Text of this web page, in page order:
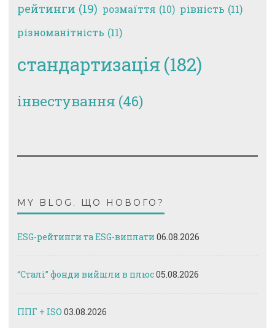
рейтинги (19) розмаїття (10) рівність (11)
різноманітність (11)
стандартизація (182)
інвестування (46)
MY BLOG. ЩО НОВОГО?
ESG-рейтинги та ESG-виплати 06.08.2026
“Сталі” фонди вийшли в плюс05.08.2026
ППГ + ISO 03.08.2026